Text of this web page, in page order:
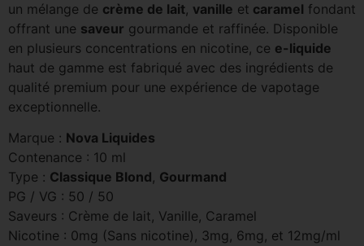
un mélange de crème de lait, vanille et caramel fondant
offrant une saveur gourmande et raffinée. Disponible
en plusieurs concentrations en nicotine, ce e-liquide
haut de gamme est fabriqué avec des ingrédients de
qualité premium pour une expérience de vapotage
exceptionnelle.
Marque : Nova Liquides
Contenance : 10 ml
Type : Classique Blond, Gourmand
PG / VG : 50 / 50
Saveurs : Crème de lait, Vanille, Caramel
Nicotine : 0mg (Sans nicotine), 3mg, 6mg, et 12mg/ml